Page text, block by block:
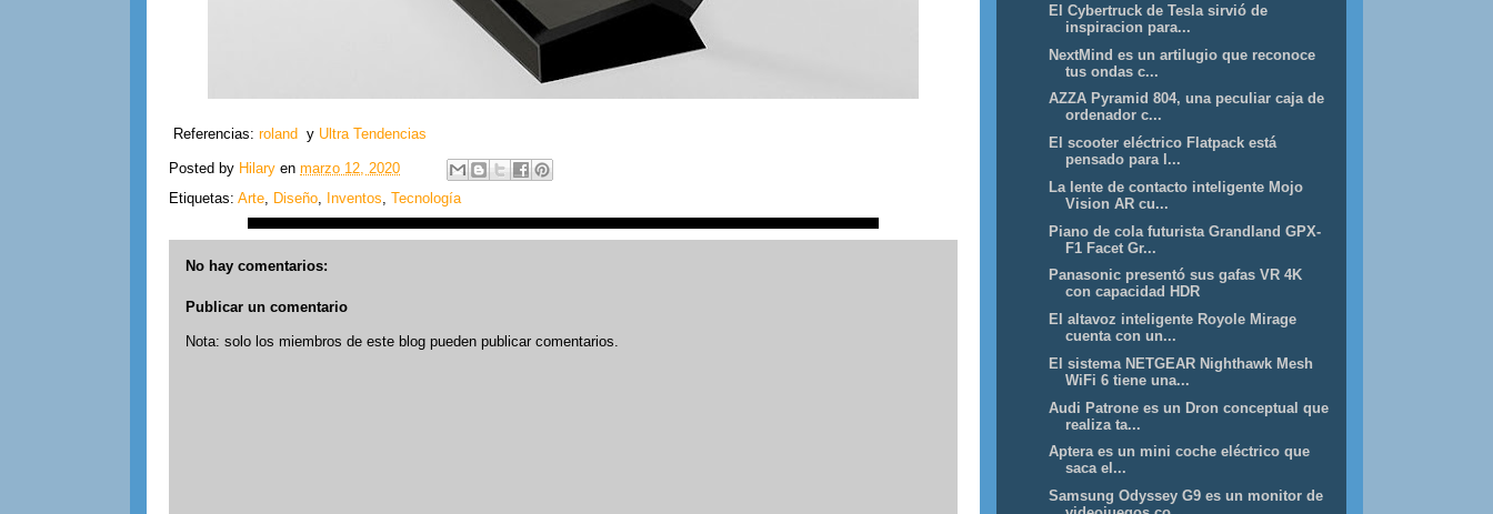
Referencias: roland y Ultra Tendencias
Posted by Hilary en marzo 12, 2020
Etiquetas: Arte, Diseño, Inventos, Tecnología
No hay comentarios:
Publicar un comentario
Nota: solo los miembros de este blog pueden publicar comentarios.
El Cybertruck de Tesla sirvió de
inspiracion para...
NextMind es un artilugio que reconoce
tus ondas c...
AZZA Pyramid 804, una peculiar caja de
ordenador c...
El scooter eléctrico Flatpack está
pensado para l...
La lente de contacto inteligente Mojo
Vision AR cu...
Piano de cola futurista Grandland GPX-
F1 Facet Gr...
Panasonic presentó sus gafas VR 4K
con capacidad HDR
El altavoz inteligente Royole Mirage
cuenta con un...
El sistema NETGEAR Nighthawk Mesh
WiFi 6 tiene una...
Audi Patrone es un Dron conceptual que
realiza ta...
Aptera es un mini coche eléctrico que
saca el...
Samsung Odyssey G9 es un monitor de